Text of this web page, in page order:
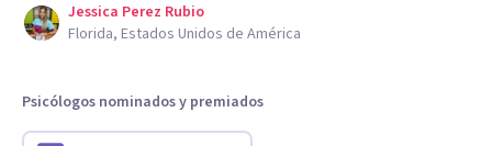
Jessica Perez Rubio
Florida, Estados Unidos de América
Psicólogos nominados y premiados